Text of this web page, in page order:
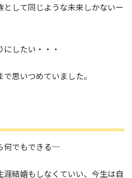
として同じような未来しかないー
したい・・・
思いつめていました。
何でもできる─
涯結婚もしなくていい、今生は自